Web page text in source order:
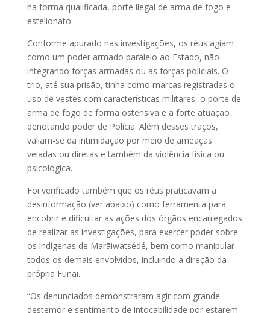
na forma qualificada, porte ilegal de arma de fogo e
estelionato.
Conforme apurado nas investigações, os réus agiam
como um poder armado paralelo ao Estado, não
integrando forças armadas ou as forças policiais. O
trio, até sua prisão, tinha como marcas registradas o
uso de vestes com características militares, o porte de
arma de fogo de forma ostensiva e a forte atuação
denotando poder de Polícia. Além desses traços,
valiam-se da intimidação por meio de ameaças
veladas ou diretas e também da violência física ou
psicológica.
Foi verificado também que os réus praticavam a
desinformação (ver abaixo) como ferramenta para
encobrir e dificultar as ações dos órgãos encarregados
de realizar as investigações, para exercer poder sobre
os indígenas de Marãiwatsédé, bem como manipular
todos os demais envolvidos, incluindo a direção da
própria Funai.
“Os denunciados demonstraram agir com grande
destemor e sentimento de intocabilidade por estarem